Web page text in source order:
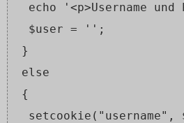
echo '<p>Username
$user = '';
}
else
{
setcookie("username",